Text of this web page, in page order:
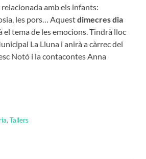
amb els infants:
les pors… Aquestdimecres dia
el tema de les emocions. Tindrà lloc
La Lluna i anirà a càrrec del
Notó i la contacontes Anna
,Tallers